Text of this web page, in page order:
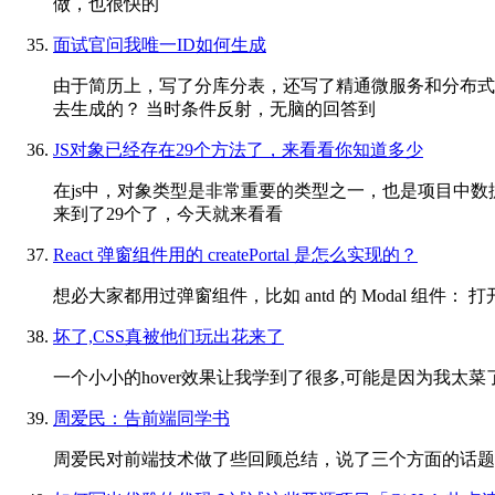
面试官问我唯一ID如何生成
由于简历上，写了分库分表，还写了精通微服务和分布
去生成的？ 当时条件反射，无脑的回答到
JS对象已经存在29个方法了，来看看你知道多少
在js中，对象类型是非常重要的类型之一，也是项目中
来到了29个了，今天就来看看
React 弹窗组件用的 createPortal 是怎么实现的？
想必大家都用过弹窗组件，比如 antd 的 Modal 组件：
坏了,CSS真被他们玩出花来了
一个小小的hover效果让我学到了很多,可能是因为我太
周爱民：告前端同学书
周爱民对前端技术做了些回顾总结，说了三个方面的话